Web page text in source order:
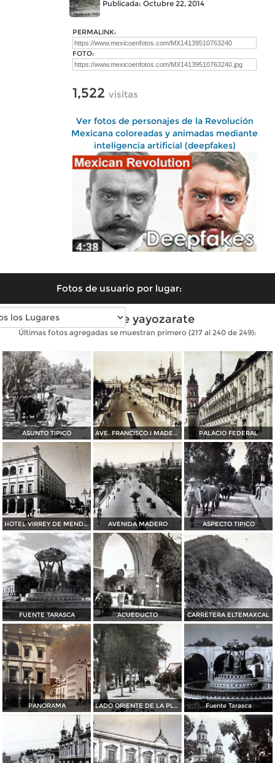
Publicada: Octubre 22, 2014
PERMALINK:
FOTO:
1,522 visitas
Ver fotos de personajes de la Revolución
Mexicana coloreadas y animadas mediante
inteligencia artificial (deepfakes)
Fotos de usuario por lugar:
Fotos de yayozarate
Últimas fotos agregadas se muestran primero (217 al 240 de 249):
ASUNTO TIPICO AVE. FRANCISCO I MADERO PALACIO FEDERAL
HOTEL VIRREY DE MENDOZA AVENIDA MADERO ASPECTO TIPICO
FUENTE TARASCA ACUEDUCTO CARRETERA ELTEMAXCAL
PANORAMA LADO ORIENTE DE LA PLAZA Fuente Tarasca